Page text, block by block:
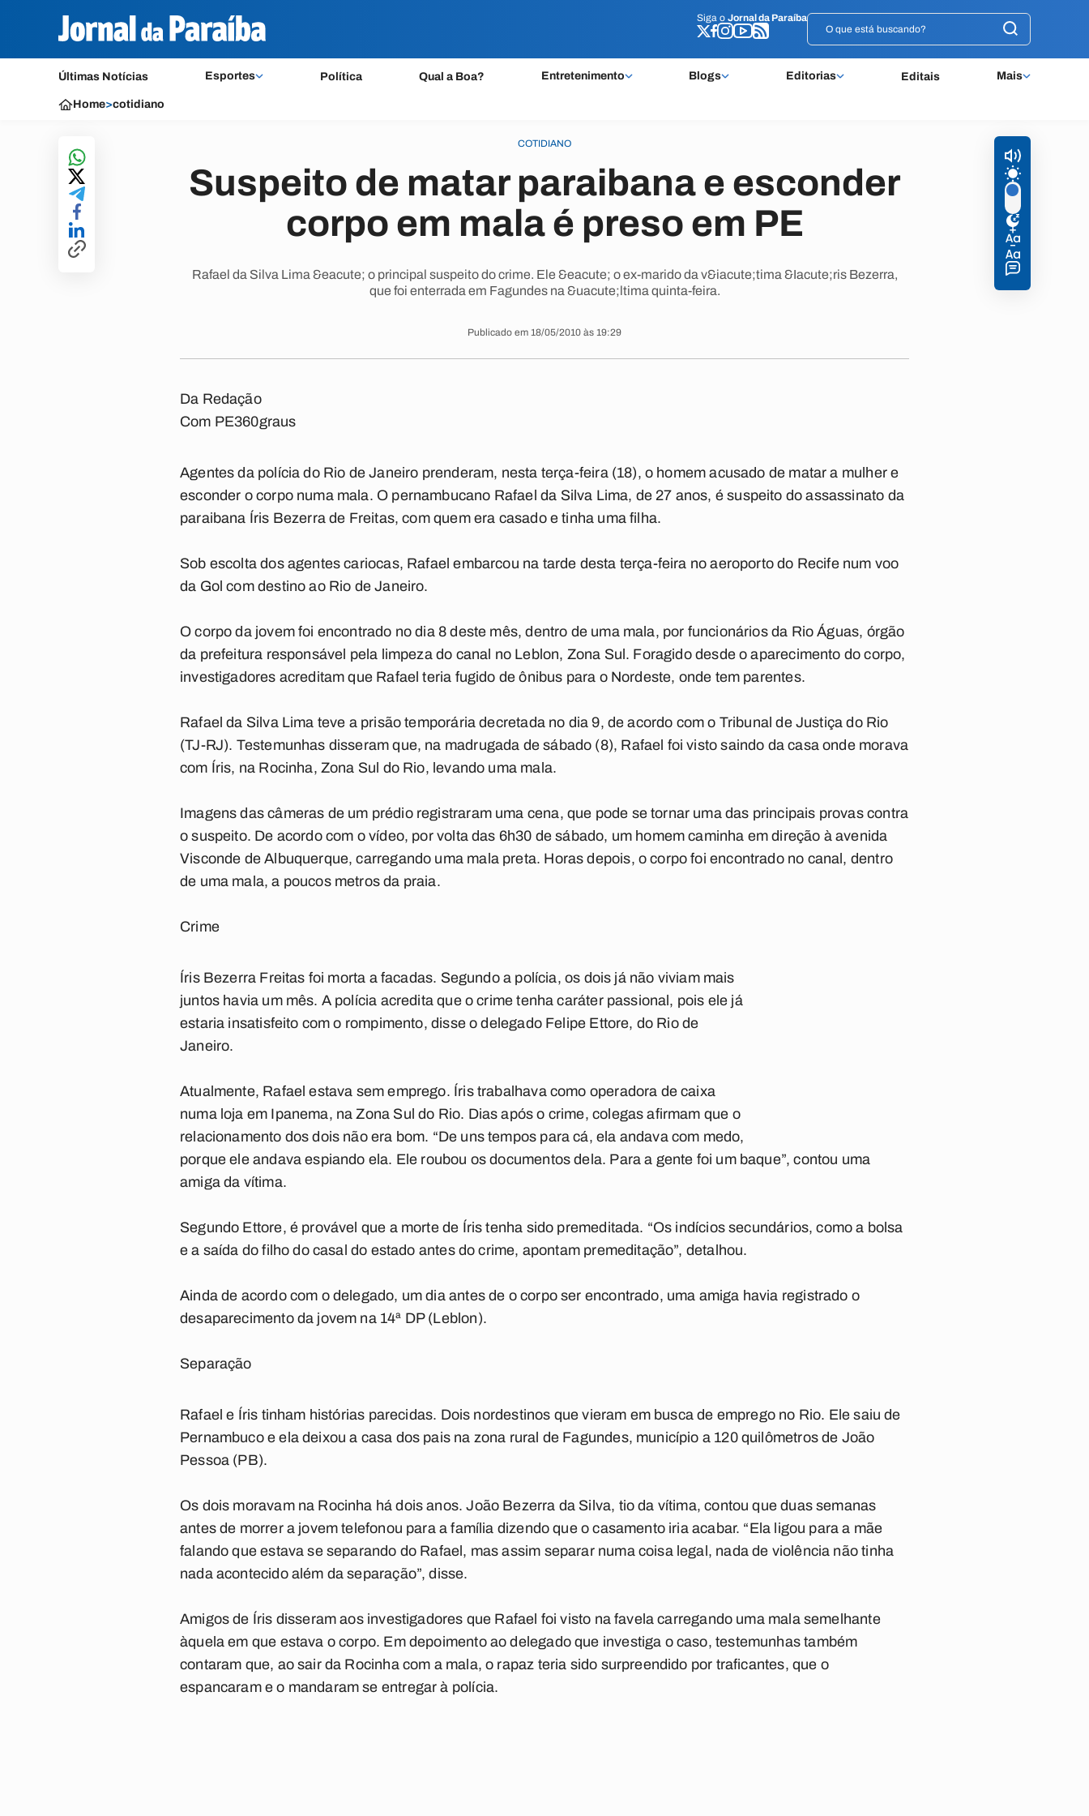
Siga o Jornal da Paraíba
Últimas Notícias Esportes Política Qual a Boa? Entretenimento Blogs Editorias Editais Mais
Siga o Jornal da Paraíba
Home>cotidiano
COTIDIANO
Suspeito de matar paraibana e esconder
corpo em mala é preso em PE
Rafael da Silva Lima &eacute; o principal suspeito do crime. Ele &eacute; o ex-marido da v&iacute;tima &Iacute;ris Bezerra,
que foi enterrada em Fagundes na &uacute;ltima quinta-feira.
Publicado em 18/05/2010 às 19:29
Da Redação
Com PE360graus
Agentes da polícia do Rio de Janeiro prenderam, nesta terça-feira (18), o homem acusado de matar a mulher e
esconder o corpo numa mala. O pernambucano Rafael da Silva Lima, de 27 anos, é suspeito do assassinato da
paraibana Íris Bezerra de Freitas, com quem era casado e tinha uma filha.
Sob escolta dos agentes cariocas, Rafael embarcou na tarde desta terça-feira no aeroporto do Recife num voo
da Gol com destino ao Rio de Janeiro.
O corpo da jovem foi encontrado no dia 8 deste mês, dentro de uma mala, por funcionários da Rio Águas, órgão
da prefeitura responsável pela limpeza do canal no Leblon, Zona Sul. Foragido desde o aparecimento do corpo,
investigadores acreditam que Rafael teria fugido de ônibus para o Nordeste, onde tem parentes.
Rafael da Silva Lima teve a prisão temporária decretada no dia 9, de acordo com o Tribunal de Justiça do Rio
(TJ-RJ). Testemunhas disseram que, na madrugada de sábado (8), Rafael foi visto saindo da casa onde morava
com Íris, na Rocinha, Zona Sul do Rio, levando uma mala.
Imagens das câmeras de um prédio registraram uma cena, que pode se tornar uma das principais provas contra
o suspeito. De acordo com o vídeo, por volta das 6h30 de sábado, um homem caminha em direção à avenida
Visconde de Albuquerque, carregando uma mala preta. Horas depois, o corpo foi encontrado no canal, dentro
de uma mala, a poucos metros da praia.
Crime
Íris Bezerra Freitas foi morta a facadas. Segundo a polícia, os dois já não viviam mais
juntos havia um mês. A polícia acredita que o crime tenha caráter passional, pois ele já
estaria insatisfeito com o rompimento, disse o delegado Felipe Ettore, do Rio de
Janeiro.
Atualmente, Rafael estava sem emprego. Íris trabalhava como operadora de caixa
numa loja em Ipanema, na Zona Sul do Rio. Dias após o crime, colegas afirmam que o
relacionamento dos dois não era bom. “De uns tempos para cá, ela andava com medo,
porque ele andava espiando ela. Ele roubou os documentos dela. Para a gente foi um baque”, contou uma
amiga da vítima.
Segundo Ettore, é provável que a morte de Íris tenha sido premeditada. “Os indícios secundários, como a bolsa
e a saída do filho do casal do estado antes do crime, apontam premeditação”, detalhou.
Ainda de acordo com o delegado, um dia antes de o corpo ser encontrado, uma amiga havia registrado o
desaparecimento da jovem na 14ª DP (Leblon).
Separação
Rafael e Íris tinham histórias parecidas. Dois nordestinos que vieram em busca de emprego no Rio. Ele saiu de
Pernambuco e ela deixou a casa dos pais na zona rural de Fagundes, município a 120 quilômetros de João
Pessoa (PB).
Os dois moravam na Rocinha há dois anos. João Bezerra da Silva, tio da vítima, contou que duas semanas
antes de morrer a jovem telefonou para a família dizendo que o casamento iria acabar. “Ela ligou para a mãe
falando que estava se separando do Rafael, mas assim separar numa coisa legal, nada de violência não tinha
nada acontecido além da separação”, disse.
Amigos de Íris disseram aos investigadores que Rafael foi visto na favela carregando uma mala semelhante
àquela em que estava o corpo. Em depoimento ao delegado que investiga o caso, testemunhas também
contaram que, ao sair da Rocinha com a mala, o rapaz teria sido surpreendido por traficantes, que o
espancaram e o mandaram se entregar à polícia.